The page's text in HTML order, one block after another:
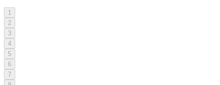
1
2
3
4
5
6
7